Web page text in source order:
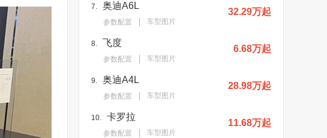
7. 奥迪A6L
参数配置 车型图片
32.29万起
8. 飞度
参数配置 车型图片
6.68万起
9. 奥迪A4L
参数配置 车型图片
28.98万起
10. 卡罗拉
参数配置 车型图片
11.68万起